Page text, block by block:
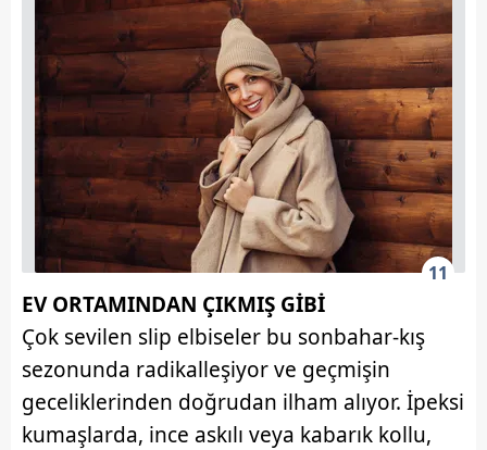
11
EV ORTAMINDAN ÇIKMIŞ GİBİ
Çok sevilen slip elbiseler bu sonbahar-kış
sezonunda radikalleşiyor ve geçmişin
geceliklerinden doğrudan ilham alıyor. İpeksi
kumaşlarda, ince askılı veya kabarık kollu,